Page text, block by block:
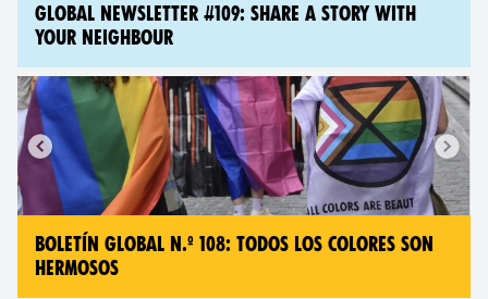
GLOBAL NEWSLETTER #109: SHARE A STORY WITH
YOUR NEIGHBOUR
BOLETÍN GLOBAL N.º 108: TODOS LOS COLORES SON
HERMOSOS